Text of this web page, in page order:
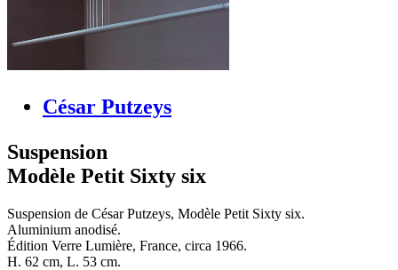
César Putzeys
Suspension
Modèle Petit Sixty six
Suspension de César Putzeys, Modèle Petit Sixty six.
Aluminium anodisé.
Édition Verre Lumière, France, circa 1966.
H. 62 cm, L. 53 cm.